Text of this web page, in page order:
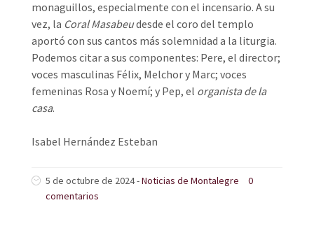
monaguillos, especialmente con el incensario. A su
vez, la Coral Masabeudesde el coro del templo
aportó con sus cantos más solemnidad a la liturgia.
Podemos citar a sus componentes: Pere, el director;
voces masculinas Félix, Melchor y Marc; voces
femeninas Rosa y Noemí; y Pep, el organista de la
casa.
Isabel Hernández Esteban
5 de octubre de 2024 -Noticias de Montalegre
0
comentarios